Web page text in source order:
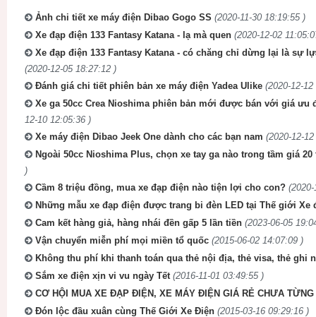
Ảnh chi tiết xe máy điện Dibao Gogo SS (2020-11-30 18:19:55 )
Xe đạp điện 133 Fantasy Katana - lạ mà quen (2020-12-02
Xe đạp điện 133 Fantasy Katana - có chăng chỉ dừng lại là sự
(2020-12-05 18:27:12 )
Đánh giá chi tiết phiên bản xe máy điện Yadea Ulike (2020-12-
Xe ga 50cc Crea Nioshima phiên bản mới được bán với giá ưu
12-10 12:05:36 )
Xe máy điện Dibao Jeek One dành cho các bạn nam (2020-12-
Ngoài 50cc Nioshima Plus, chọn xe tay ga nào trong tầm giá
)
Cầm 8 triệu đồng, mua xe đạp điện nào tiện lợi cho con?
Những mẫu xe đạp điện được trang bi đèn LED tại Thế giới Xe
Cam kết hàng giả, hàng nhái đền gấp 5 lần tiền (2023-06-05
Vận chuyển miễn phí mọi miền tổ quốc (2015-06-02 14:07:09 )
Không thu phí khi thanh toán qua thẻ nội địa, thẻ visa, thẻ ghi
Sắm xe điện xịn vi vu ngày Tết (2016-11-01 03:49:55 )
CƠ HỘI MUA XE ĐẠP ĐIỆN, XE MÁY ĐIỆN GIÁ RẺ CHƯA TỪNG
Đón lộc đầu xuân cùng Thế Giới Xe Điện (2015-03-16 09:29:16 )